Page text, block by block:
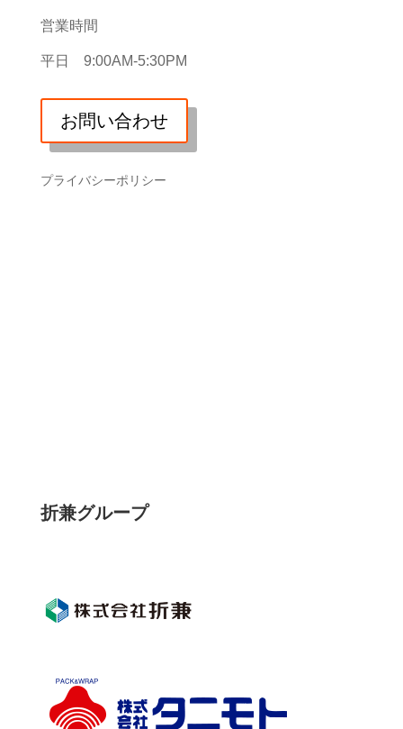
営業時間
平日 9:00AM-5:30PM
お問い合わせ
プライバシーポリシー
折兼グループ